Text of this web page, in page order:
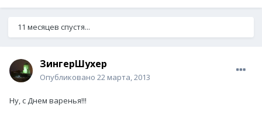
11 месяцев спустя...
ЗингерШухер
Опубликовано 22 марта, 2013
Ну, с Днем варенья!!!